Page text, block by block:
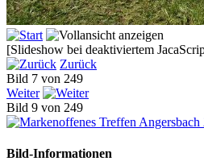
[Slideshow bei deaktiviertem
Zurück
Bild 7 von 249
Weiter
Bild 9 von 249
Bild-Informationen